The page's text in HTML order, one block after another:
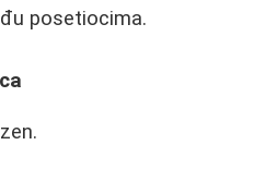
posetiocima.